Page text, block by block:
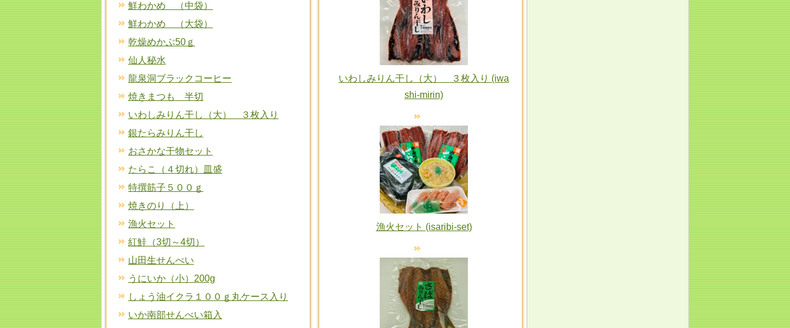
鮮わかめ （中袋）
鮮わかめ （大袋）
乾燥めかぶ50ｇ
仙人秘水
龍泉洞ブラックコーヒー
焼きまつも 半切
いわしみりん干し（大） ３枚入り
銀たらみりん干し
おさかな干物セット
たらこ（４切れ）皿盛
特撰筋子５００ｇ
焼きのり（上）
漁火セット
紅鮭（3切～4切）
山田生せんべい
うにいか（小）200g
しょう油イクラ１００ｇ丸ケース入り
いか南部せんべい箱入
いわしみりん干し（大） ３枚入り (iwa
shi-mirin)
漁火セット (isaribi-set)